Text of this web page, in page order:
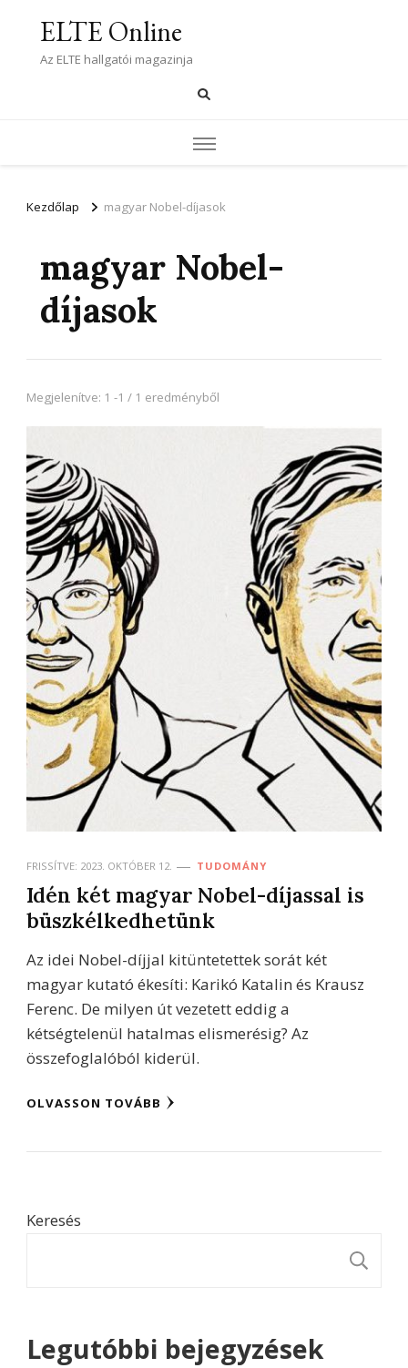
ELTE Online
Az ELTE hallgatói magazinja
Kezdőlap magyar Nobel-díjasok
magyar Nobel-
díjasok
Megjelenítve: 1 -1 / 1 eredményből
FRISSÍTVE: 2023. OKTÓBER 12. TUDOMÁNY
Idén két magyar Nobel-díjassal is
büszkélkedhetünk
Az idei Nobel-díjjal kitüntetettek sorát két
magyar kutató ékesíti: Karikó Katalin és Krausz
Ferenc. De milyen út vezetett eddig a
kétségtelenül hatalmas elismerésig? Az
összefoglalóból kiderül.
OLVASSON TOVÁBB
Keresés
Legutóbbi bejegyzések